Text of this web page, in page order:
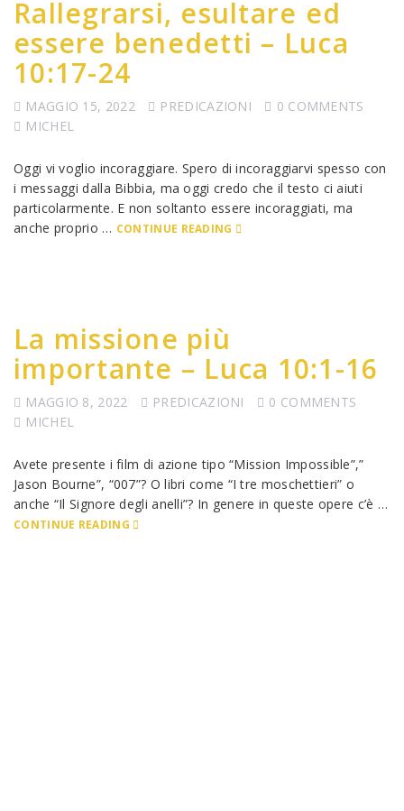
Rallegrarsi, esultare ed
essere benedetti – Luca
10:17-24
MAGGIO 15, 2022 PREDICAZIONI
0 COMMENTS
MICHEL
Oggi vi voglio incoraggiare. Spero di incoraggiarvi spesso con
i messaggi dalla Bibbia, ma oggi credo che il testo ci aiuti
particolarmente. E non soltanto essere incoraggiati, ma
anche proprio … CONTINUE READING
La missione più
importante – Luca 10:1-16
MAGGIO 8, 2022 PREDICAZIONI
0 COMMENTS
MICHEL
Avete presente i film di azione tipo “Mission Impossible”,”
Jason Bourne”, “007”? O libri come “I tre moschettieri” o
anche “Il Signore degli anelli”? In genere in queste opere c’è …
CONTINUE READING